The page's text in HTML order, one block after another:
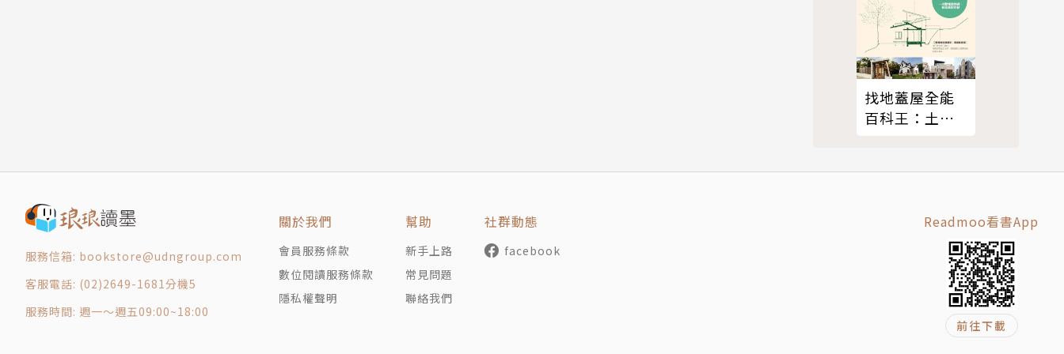
17 從早餐店開始的貝氏定理
19 和騎著蜥蜴的史巴克聯誼
終曲 那些後來的事
20 開鬆餅店煎鬆餅
21 超展開數學教室
捷運地下委員會
找地蓋屋全能
百科王：土
計疑難全解
服務信箱: bookstore@udngroup.com
客服電話: (02)2649-1681分機5
服務時間: 週一～週五09:00~18:00
關於我們
會員服務條款
數位閱讀服務條款
隱私權聲明
幫助
新手上路
常見問題
聯絡我們
社群動態
facebook
Readmoo看書App
前往下載